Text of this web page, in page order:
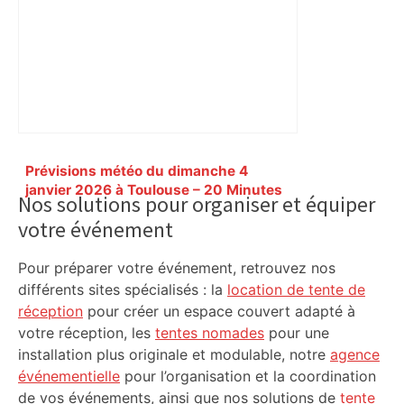
Prévisions météo du dimanche 4
janvier 2026 à Toulouse – 20 Minutes
Primary
Sidebar
Nos solutions pour organiser et équiper
votre événement
Pour préparer votre événement, retrouvez nos
différents sites spécialisés : la location de tente de
réception pour créer un espace couvert adapté à
votre réception, les tentes nomades pour une
installation plus originale et modulable, notre agence
événementielle pour l’organisation et la coordination
de vos événements, ainsi que nos solutions de tente